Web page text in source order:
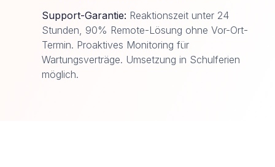
Support-Garantie: Reaktionszeit unter 24
Stunden, 90% Remote-Lösung ohne Vor-Ort-
Termin. Proaktives Monitoring für
Wartungsverträge. Umsetzung in Schulferien
möglich.